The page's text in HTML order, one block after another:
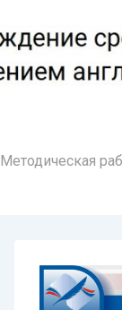
Методическая